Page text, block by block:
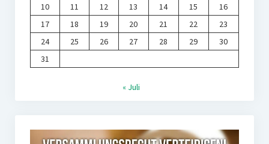
10
11 12 13 14 15
16
17
18 19 20 21 22
23
24
25 26 27 28 29
30
31
« Juli